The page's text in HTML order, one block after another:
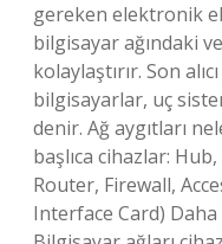
gereken elektronik
bilgisayar ağındaki
kolaylaştırır. Son
bilgisayarlar, uç
denir. Ağ aygıtları
başlıca cihazlar:
Router, Firewall,
Interface Card) Daha